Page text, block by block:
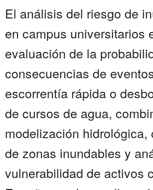
El análisis del riesgo de
en campus universitarios
evaluación de la
consecuencias de
escorrentía rápida o
de cursos de agua,
modelización hidrológica,
de zonas inundables y
vulnerabilidad de activos